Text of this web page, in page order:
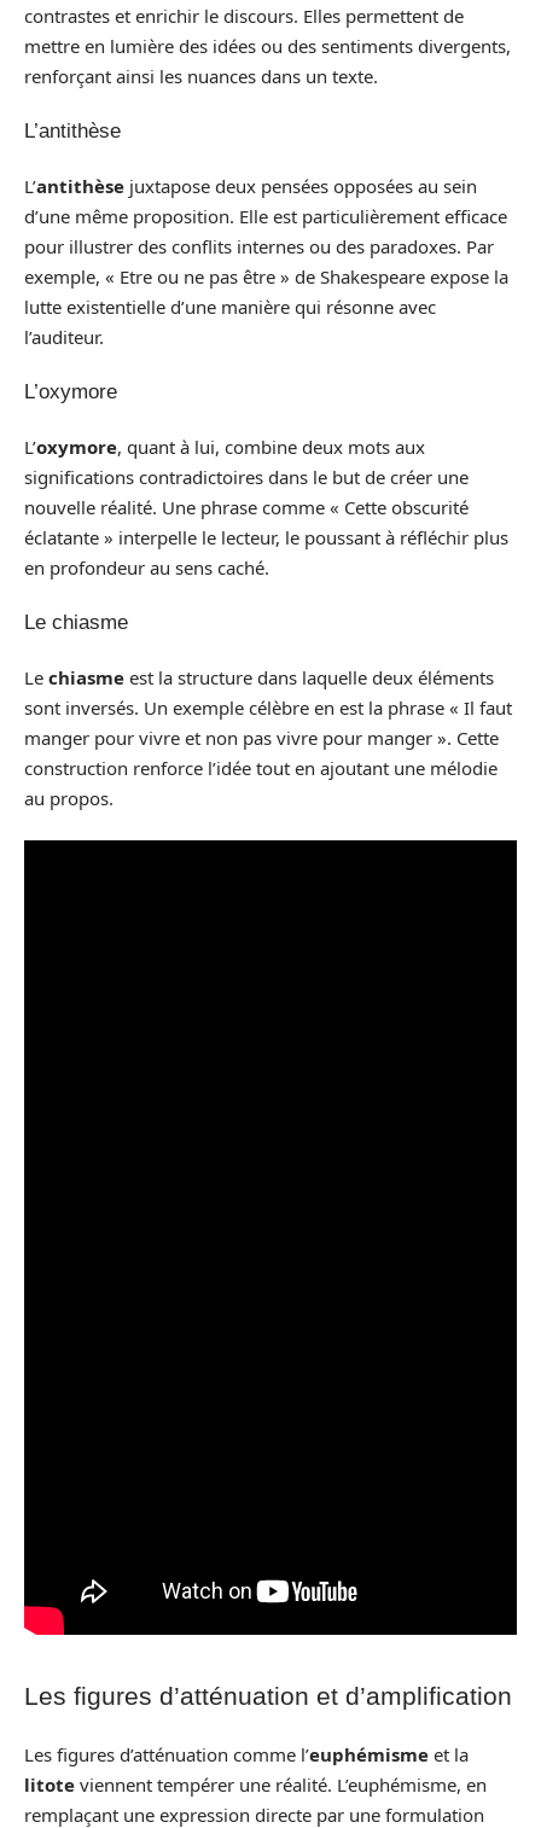
contrastes et enrichir le discours. Elles permettent de
mettre en lumière des idées ou des sentiments divergents,
renforçant ainsi les nuances dans un texte.
L’antithèse
L’antithèse juxtapose deux pensées opposées au sein
d’une même proposition. Elle est particulièrement efficace
pour illustrer des conflits internes ou des paradoxes. Par
exemple, « Etre ou ne pas être » de Shakespeare expose la
lutte existentielle d’une manière qui résonne avec
l’auditeur.
L’oxymore
L’oxymore, quant à lui, combine deux mots aux
significations contradictoires dans le but de créer une
nouvelle réalité. Une phrase comme « Cette obscurité
éclatante » interpelle le lecteur, le poussant à réfléchir plus
en profondeur au sens caché.
Le chiasme
Le chiasme est la structure dans laquelle deux éléments
sont inversés. Un exemple célèbre en est la phrase « Il faut
manger pour vivre et non pas vivre pour manger ». Cette
construction renforce l’idée tout en ajoutant une mélodie
au propos.
Les figures d’atténuation et d’amplification
Les figures d’atténuation comme l’euphémisme et la
litote viennent tempérer une réalité. L’euphémisme, en
remplaçant une expression directe par une formulation